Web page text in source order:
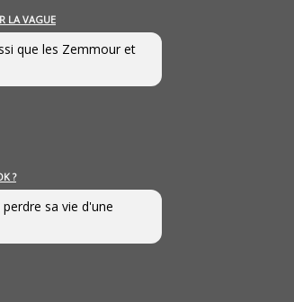
LA VAGUE
que les Zemmour et
?
perdre sa vie d'une